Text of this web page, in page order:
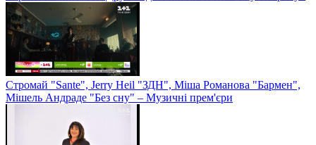
Стромай "Sante", Jerry Heil "ЗДН", Міша Романова "Бармен",
Мішель Андраде "Без сну" – Музичні прем'єри